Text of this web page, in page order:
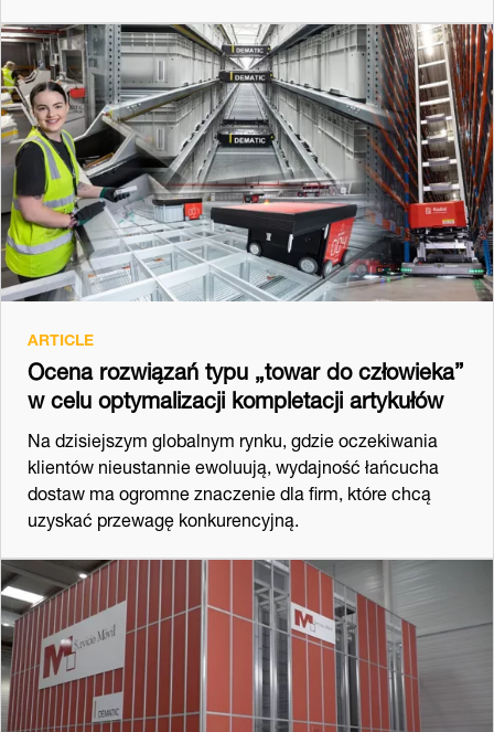
ARTICLE
Ocena rozwiązań typu „towar do człowieka”
w celu optymalizacji kompletacji artykułów
Na dzisiejszym globalnym rynku, gdzie oczekiwania
klientów nieustannie ewoluują, wydajność łańcucha
dostaw ma ogromne znaczenie dla firm, które chcą
uzyskać przewagę konkurencyjną.